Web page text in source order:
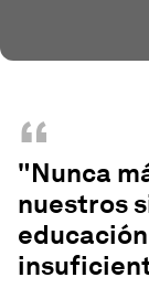
“
"Nunca
nuestros